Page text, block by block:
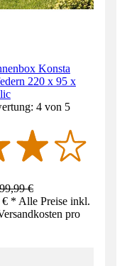
Konsta
220 x 95 x
4 von 5
€
* Alle Preise inkl.
pro